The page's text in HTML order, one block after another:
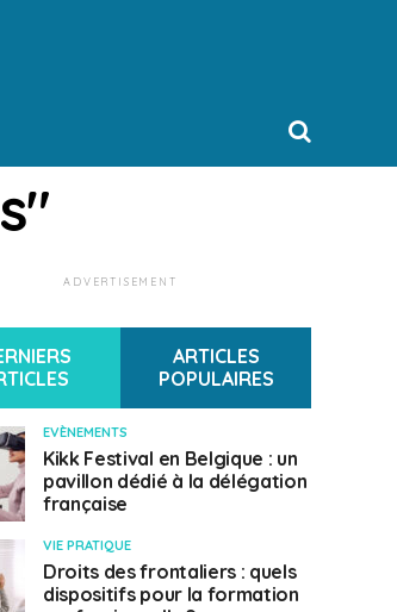
ADVERTISEMENT
ARTICLES
POPULAIRES
EVÈNEMENTS
Kikk Festival en Belgique : un
pavillon dédié à la délégation
française
VIE PRATIQUE
Droits des frontaliers : quels
dispositifs pour la formation